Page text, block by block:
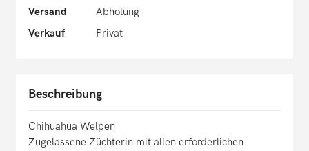
Versand
Abholung
Verkauf
Privat
Beschreibung
Chihuahua Welpen
Zugelassene Züchterin mit allen erforderlichen